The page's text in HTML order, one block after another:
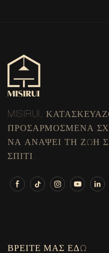
MISIRUI,
ΠΡΟΣΑΡΜΟΣΜΈΝΑ
ΝΑ ΑΝΆΨΕΙ ΤΗ ΖΩΉ
ΣΠΊΤΙ.
ΒΡΕΊΤΕ ΜΑΣ ΕΔΏ